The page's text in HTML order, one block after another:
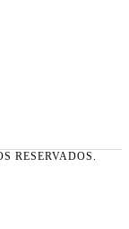
RESERVADOS.